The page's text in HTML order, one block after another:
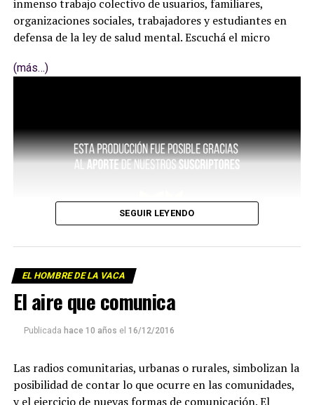
inmenso trabajo colectivo de usuarios, familiares,
organizaciones sociales, trabajadores y estudiantes en
defensa de la ley de salud mental. Escuchá el micro
(más…)
SEGUIR LEYENDO
EL HOMBRE DE LA VACA
El aire que comunica
Publicada hace 10 años el 16/12/2016
Las radios comunitarias, urbanas o rurales, simbolizan la
posibilidad de contar lo que ocurre en las comunidades,
y el ejercicio de nuevas formas de comunicación. El